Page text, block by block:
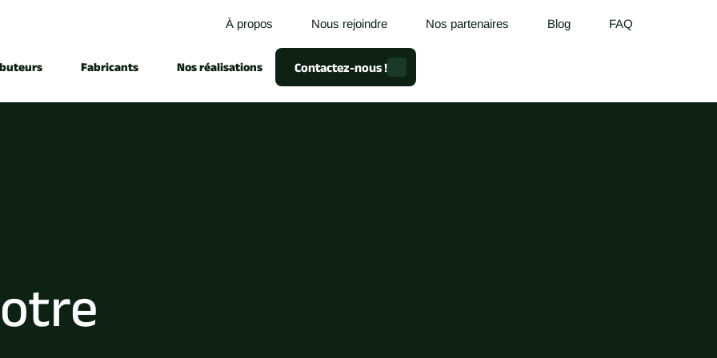
À propos Nous rejoindre Nos partenaires Blog FAQ
Fabricants Nos réalisations Contactez-nous !